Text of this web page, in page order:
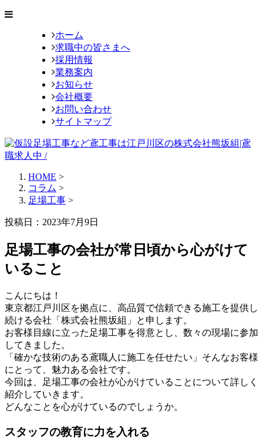
ホーム
求職中の皆さまへ
採用情報
業務案内
お知らせ
会社概要
お問い合わせ
サイトマップ
HOME >
コラム >
足場工事 >
投稿日：2023年7月9日
足場工事の会社が常日頃から心がけて
いること
こんにちは！
東京都江戸川区を拠点に、高品質で信頼できる施工を提供し
続ける会社「株式会社熊坂組」と申します。
お客様目線に立った足場工事を得意とし、数々の現場に参加
してきました。
「確かな技術のある鳶職人に施工を任せたい」そんなお客様
にとって、魅力ある会社です。
今回は、足場工事の会社が心がけていることについて詳しく
紹介していきます。
どんなことを心がけているのでしょうか。
スタッフの教育に力を入れる